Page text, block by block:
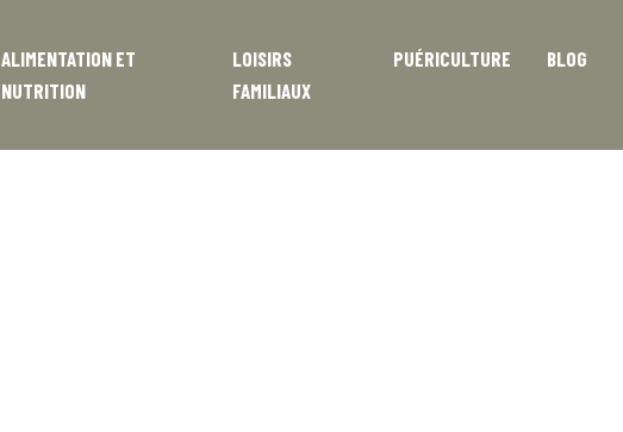
ALIMENTATION ET
NUTRITION
LOISIRS
FAMILIAUX
PUÉRICULTURE BLOG